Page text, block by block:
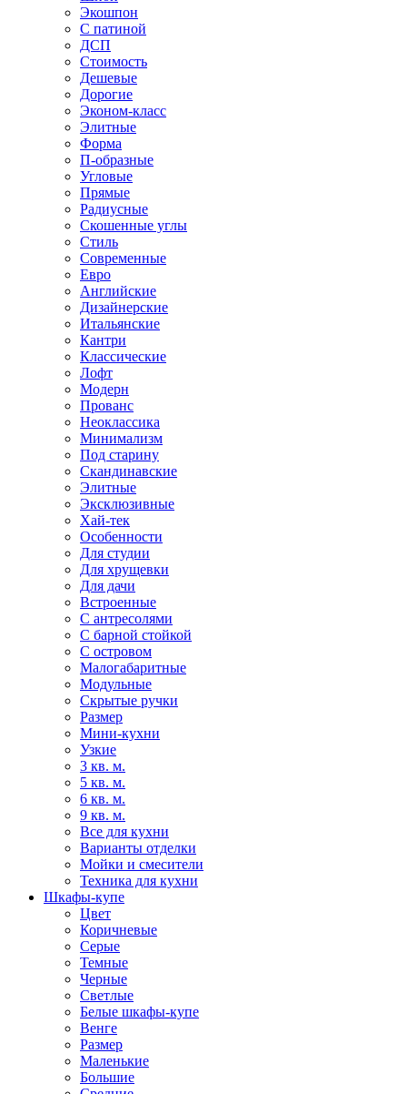
Экошпон
С патиной
ДСП
Стоимость
Дешевые
Дорогие
Эконом-класс
Элитные
Форма
П-образные
Угловые
Прямые
Радиусные
Скошенные углы
Стиль
Современные
Евро
Английские
Дизайнерские
Итальянские
Кантри
Классические
Лофт
Модерн
Прованс
Неоклассика
Минимализм
Под старину
Скандинавские
Элитные
Эксклюзивные
Хай-тек
Особенности
Для студии
Для хрущевки
Для дачи
Встроенные
С антресолями
С барной стойкой
С островом
Малогабаритные
Модульные
Скрытые ручки
Размер
Мини-кухни
Узкие
3 кв. м.
5 кв. м.
6 кв. м.
9 кв. м.
Все для кухни
Варианты отделки
Мойки и смесители
Техника для кухни
Шкафы-купе
Цвет
Коричневые
Серые
Темные
Черные
Светлые
Белые шкафы-купе
Венге
Размер
Маленькие
Большие